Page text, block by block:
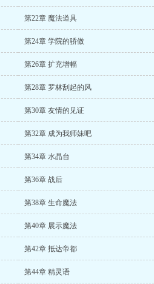
第22章 魔法道具
第24章 学院的骄傲
第26章 扩充增幅
第28章 罗林刮起的风
第30章 友情的见证
第32章 成为我师妹吧
第34章 水晶台
第36章 战后
第38章 生命魔法
第40章 展示魔法
第42章 抵达帝都
第44章 精灵语